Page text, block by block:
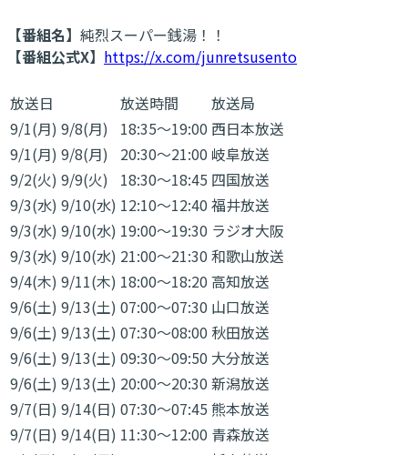
【番組名】 純烈スーパー銭湯！！
【番組公式X】 https://x.com/junretsusento
放送日 放送時間
放送局
9/1(月) 9/8(月) 18:35～19:00 西日本放送
9/1(月) 9/8(月) 20:30～21:00 岐阜放送
9/2(火) 9/9(火) 18:30～18:45 四国放送
9/3(水) 9/10(水) 12:10～12:40 福井放送
9/3(水) 9/10(水) 19:00～19:30 ラジオ大阪
9/3(水) 9/10(水) 21:00～21:30 和歌山放送
9/4(木) 9/11(木) 18:00～18:20 高知放送
9/6(土) 9/13(土) 07:00～07:30 山口放送
9/6(土) 9/13(土) 07:30～08:00 秋田放送
9/6(土) 9/13(土) 09:30～09:50 大分放送
9/6(土) 9/13(土) 20:00～20:30 新潟放送
9/7(日) 9/14(日) 07:30～07:45 熊本放送
9/7(日) 9/14(日) 11:30～12:00 青森放送